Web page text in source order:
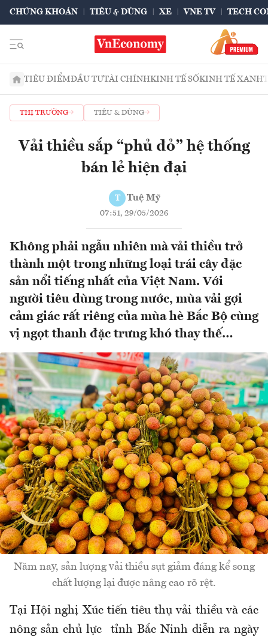
CHỨNG KHOÁN TIÊU & DÙNG XE VNE TV TECH
TIÊU ĐIỂMĐẦU TƯTÀI CHÍNHKINH TẾ SỐKINH TẾ XANH
THỊ TRƯỜNG TIÊU & DÙNG
Vải thiều sắp “phủ đỏ” hệ thống
bán lẻ hiện đại
T Tuệ Mỹ
07:51, 29/05/2026
Không phải ngẫu nhiên mà vải thiều trở
thành một trong những loại trái cây đặc
sản nổi tiếng nhất của Việt Nam. Với
người tiêu dùng trong nước, mùa vải gợi
cảm giác rất riêng của mùa hè Bắc Bộ cùng
vị ngọt thanh đặc trưng khó thay thế…
Năm nay, sản lượng vải thiều sụt giảm đáng kể song
chất lượng lại được nâng cao rõ rệt.
Tại Hội nghị Xúc tiến tiêu thụ vải thiều và các
nông sản chủ lực tỉnh Bắc Ninh diễn ra ngày